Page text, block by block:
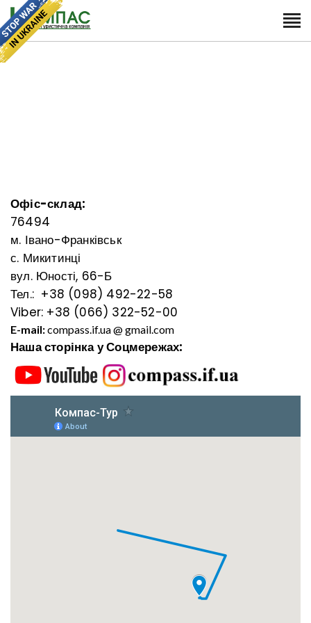
Офіс-склад:
76494
м. Івано-Франківськ
с. Микитинці
вул. Юності, 66-Б
Тел.: +38 (098) 492-22-58
Viber: +38 (066) 322-52-00
E-mail:compass.if.ua @ gmail.com
Наша сторінка у Соцмережах: